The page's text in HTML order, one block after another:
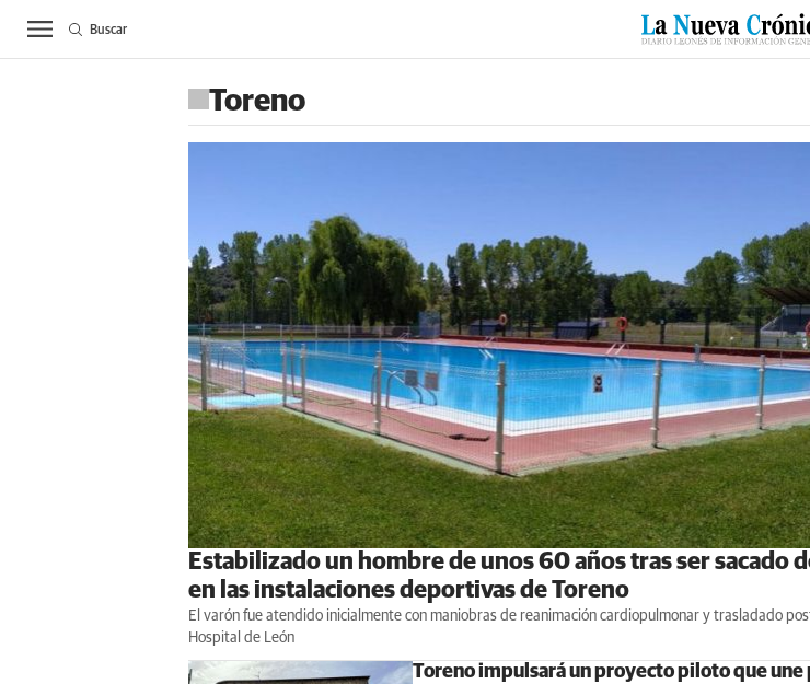
ACTUALIDAD BIERZO SUCESOS CULTURAS
Buscar
Toreno
Estabilizado un hombre de unos 60 años tras ser sacado
en las instalaciones deportivas de Toreno
El varón fue atendido inicialmente con maniobras de reanimación cardiopulmonar y trasladado
Hospital de León
Toreno impulsará un proyecto piloto que une